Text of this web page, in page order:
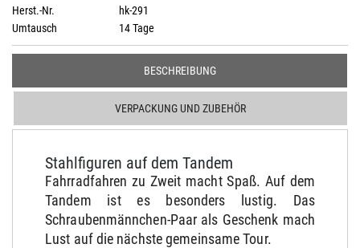
Herst.-Nr.
hk-291
Umtausch
14 Tage
BESCHREIBUNG
VERPACKUNG UND ZUBEHÖR
Stahlfiguren auf dem Tandem
Fahrradfahren zu Zweit macht Spaß. Auf dem
Tandem ist es besonders lustig. Das
Schraubenmännchen-Paar als Geschenk mach
Lust auf die nächste gemeinsame Tour.